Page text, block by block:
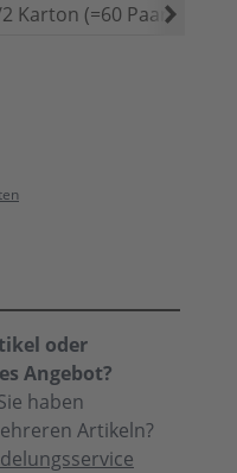
Karton (=60 Paar)
oder
Angebot?
haben
Artikeln?